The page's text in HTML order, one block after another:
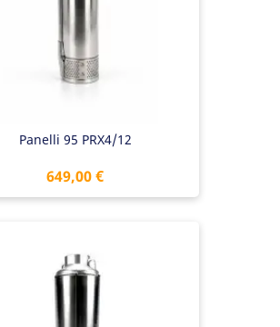
Panelli 95 PRX4/12
Preis
649,00 €